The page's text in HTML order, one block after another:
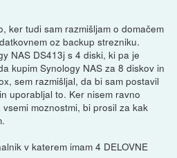
ker tudi sam razmišljam o domačem
oz backup strezniku.
NAS DS413j s 4 diski, ki pa je
kupim Synology NAS za 8 diskov in
sem razmišljal, da bi sam postavil
uporabljal to. Ker nisem ravno
moznostmi, bi prosil za kak
v katerem imam 4 DELOVNE